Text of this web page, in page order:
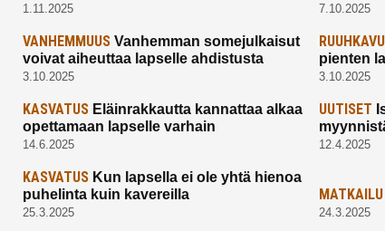
1.11.2025 7.10.2025
VANHEMMUUS Vanhemman somejulkaisut
voivat aiheuttaa lapselle ahdistusta
3.10.2025
pienten
3.10.2025
KASVATUS Eläinrakkautta kannattaa alkaa
opettamaan lapselle varhain
14.6.2025
UUTISET
12.4.2025
KASVATUS Kun lapsella ei ole yhtä hienoa
puhelinta kuin kavereilla
25.3.2025
MATKAILU
24.3.2025